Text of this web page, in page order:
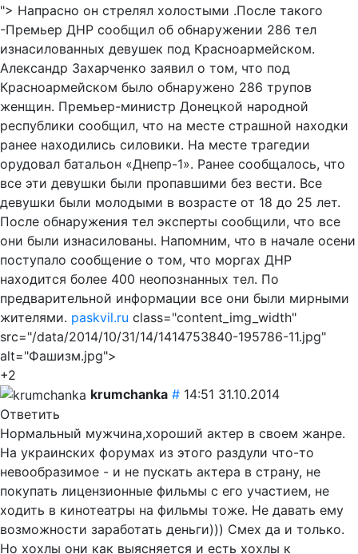
"> Напрасно он стрелял холостыми .После такого
-Премьер ДНР сообщил об обнаружении 286 тел
изнасилованных девушек под Красноармейском.
Александр Захарченко заявил о том, что под
Красноармейском было обнаружено 286 трупов
женщин. Премьер-министр Донецкой народной
республики сообщил, что на месте страшной находки
ранее находились силовики. На месте трагедии
орудовал батальон «Днепр-1». Ранее сообщалось, что
все эти девушки были пропавшими без вести. Все
девушки были молодыми в возрасте от 18 до 25 лет.
После обнаружения тел эксперты сообщили, что все
они были изнасилованы. Напомним, что в начале осени
поступало сообщение о том, что моргах ДНР
находится более 400 неопознанных тел. По
предварительной информации все они были мирными
жителями. paskvil.ru class="content_img_width"
src="/data/2014/10/31/14/1414753840-195786-11.jpg"
alt="Фашизм.jpg">
+2
krumchanka # 14:51 31.10.2014
Ответить
Нормальный мужчина,хороший актер в своем жанре.
На украинских форумах из этого раздули что-то
невообразимое - и не пускать актера в страну, не
покупать лицензионные фильмы с его участием, не
ходить в кинотеатры на фильмы тоже. Не давать ему
возможности заработать деньги))) Смех да и только.
Но хохлы они как выясняется и есть хохлы к